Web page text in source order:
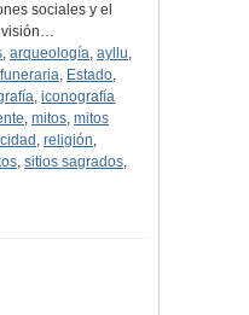
sociales y el
visión…
, arqueología, ayllu,
, Estado,
, iconografía
, mitos, mitos
, religión,
, sitios sagrados,